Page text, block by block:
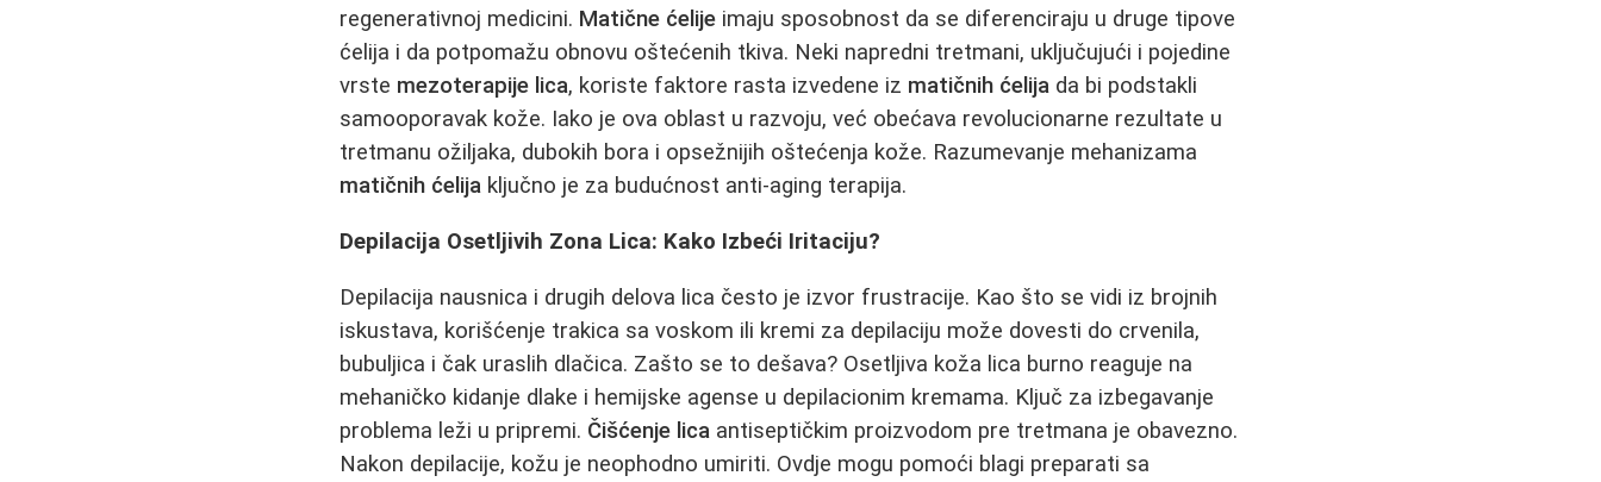
regenerativnoj medicini. Matične ćelije imaju sposobnost da se diferenciraju u druge tipove
ćelija i da potpomažu obnovu oštećenih tkiva. Neki napredni tretmani, uključujući i pojedine
vrste mezoterapije lica, koriste faktore rasta izvedene iz matičnih ćelija da bi podstakli
samooporavak kože. Iako je ova oblast u razvoju, već obećava revolucionarne rezultate u
tretmanu ožiljaka, dubokih bora i opsežnijih oštećenja kože. Razumevanje mehanizama
matičnih ćelija ključno je za budućnost anti-aging terapija.
Depilacija Osetljivih Zona Lica: Kako Izbeći Iritaciju?
Depilacija nausnica i drugih delova lica često je izvor frustracije. Kao što se vidi iz brojnih
iskustava, korišćenje trakica sa voskom ili kremi za depilaciju može dovesti do crvenila,
bubuljica i čak uraslih dlačica. Zašto se to dešava? Osetljiva koža lica burno reaguje na
mehaničko kidanje dlake i hemijske agense u depilacionim kremama. Ključ za izbegavanje
problema leži u pripremi. Čišćenje lica antiseptičkim proizvodom pre tretmana je obavezno.
Nakon depilacije, kožu je neophodno umiriti. Ovdje mogu pomoći blagi preparati sa